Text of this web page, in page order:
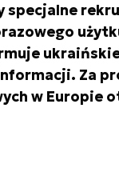
specjalne
Za
w Europie